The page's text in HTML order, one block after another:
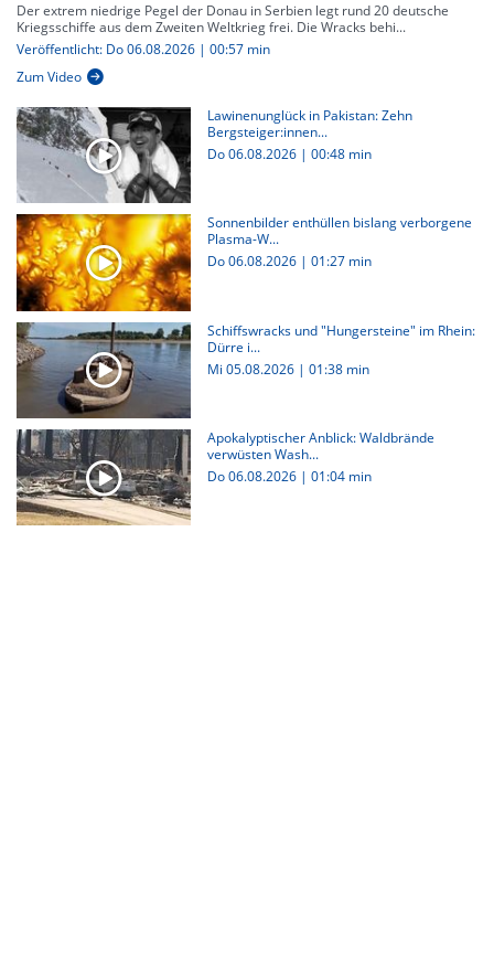
Der extrem niedrige Pegel der Donau in Serbien legt rund 20 deutsche
Kriegsschiffe aus dem Zweiten Weltkrieg frei. Die Wracks behi...
Veröffentlicht: Do 06.08.2026 | 00:57 min
Zum Video
Lawinenunglück in Pakistan: Zehn
Bergsteiger:innen...
Do 06.08.2026 | 00:48 min
Sonnenbilder enthüllen bislang verborgene
Plasma-W...
Do 06.08.2026 | 01:27 min
Schiffswracks und "Hungersteine" im Rhein:
Dürre i...
Mi 05.08.2026 | 01:38 min
Apokalyptischer Anblick: Waldbrände
verwüsten Wash...
Do 06.08.2026 | 01:04 min